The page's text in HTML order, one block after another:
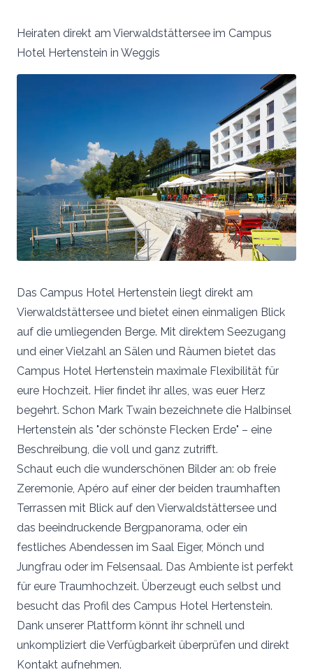
Heiraten direkt am Vierwaldstättersee im Campus
Hotel Hertenstein in Weggis
Das Campus Hotel Hertenstein liegt direkt am
Vierwaldstättersee und bietet einen einmaligen Blick
auf die umliegenden Berge. Mit direktem Seezugang
und einer Vielzahl an Sälen und Räumen bietet das
Campus Hotel Hertenstein maximale Flexibilität für
eure Hochzeit. Hier findet ihr alles, was euer Herz
begehrt. Schon Mark Twain bezeichnete die Halbinsel
Hertenstein als "der schönste Flecken Erde" – eine
Beschreibung, die voll und ganz zutrifft.
Schaut euch die wunderschönen Bilder an: ob freie
Zeremonie, Apéro auf einer der beiden traumhaften
Terrassen mit Blick auf den Vierwaldstättersee und
das beeindruckende Bergpanorama, oder ein
festliches Abendessen im Saal Eiger, Mönch und
Jungfrau oder im Felsensaal. Das Ambiente ist perfekt
für eure Traumhochzeit. Überzeugt euch selbst und
besucht das Profil des Campus Hotel Hertenstein.
Dank unserer Plattform könnt ihr schnell und
unkompliziert die Verfügbarkeit überprüfen und direkt
Kontakt aufnehmen.